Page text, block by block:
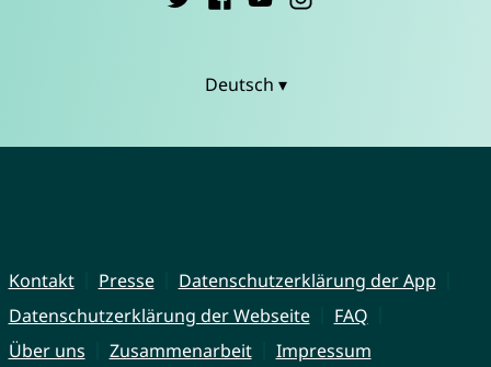
Deutsch ▾
Kontakt Presse
Datenschutzerklärung der App
Datenschutzerklärung der Webseite
FAQ
Über uns
Zusammenarbeit Impressum